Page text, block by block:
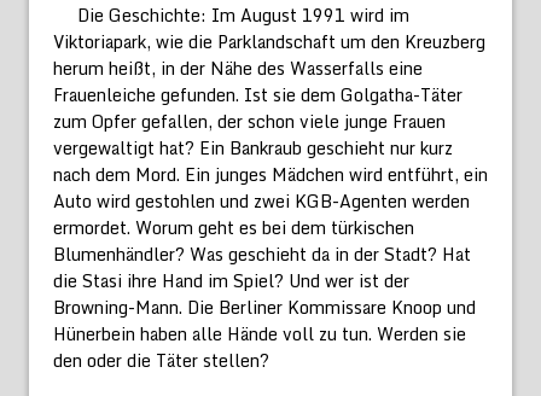
Die Geschichte: Im August 1991 wird im
Viktoriapark, wie die Parklandschaft um den Kreuzberg
herum heißt, in der Nähe des Wasserfalls eine
Frauenleiche gefunden. Ist sie dem Golgatha-Täter
zum Opfer gefallen, der schon viele junge Frauen
vergewaltigt hat? Ein Bankraub geschieht nur kurz
nach dem Mord. Ein junges Mädchen wird entführt, ein
Auto wird gestohlen und zwei KGB-Agenten werden
ermordet. Worum geht es bei dem türkischen
Blumenhändler? Was geschieht da in der Stadt? Hat
die Stasi ihre Hand im Spiel? Und wer ist der
Browning-Mann. Die Berliner Kommissare Knoop und
Hünerbein haben alle Hände voll zu tun. Werden sie
den oder die Täter stellen?